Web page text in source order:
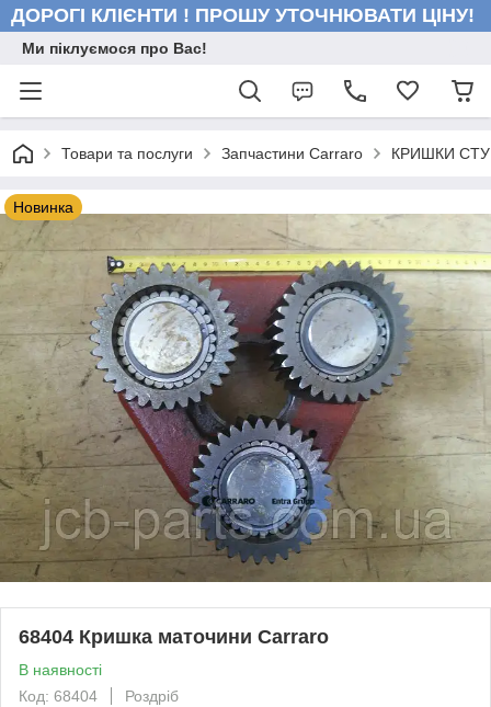
ДОРОГІ КЛІЄНТИ ! ПРОШУ УТОЧНЮВАТИ ЦІНУ!
Ми піклуємося про Вас!
Товари та послуги Запчастини Carraro КРИШКИ
Новинка
68404 Кришка маточини Carraro
В наявності
Код: 68404
Роздріб